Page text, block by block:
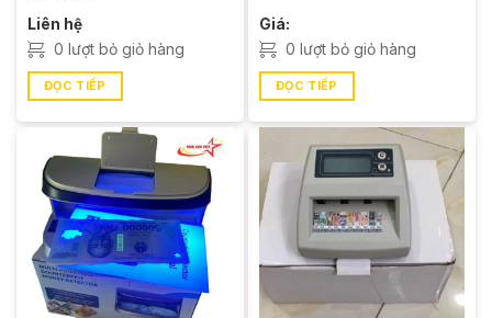
Liên hệ
0 lượt bỏ giỏ hàng
ĐỌC TIẾP
Giá:
0 lượt bỏ giỏ hàng
ĐỌC TIẾP